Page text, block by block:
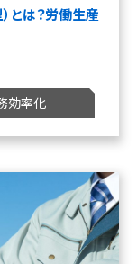
とは？労働生産
効率化